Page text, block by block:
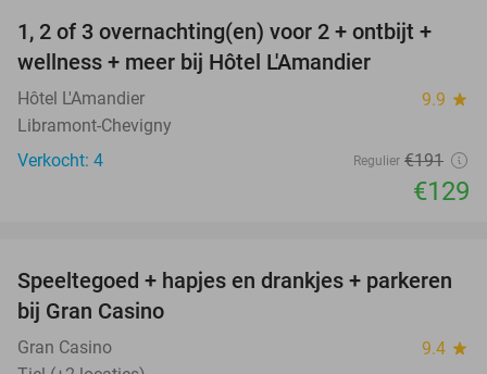
32%
TODAY
1, 2 of 3 overnachting(en) voor 2 + ontbijt +
wellness + meer bij Hôtel L'Amandier
Hôtel L'Amandier 9.9 star
Libramont-Chevigny
Verkocht: 4
Regulier €191
€129
50%
Speeltegoed + hapjes en drankjes + parkeren
bij Gran Casino
Gran Casino 9.4 star